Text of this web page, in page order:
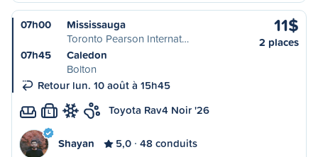
07h00
Mississauga
Toronto Pearson Internat…
07h45
Caledon
Bolton
Retour lun. 10 août à 15h45
11$
2 places
L Toyota Rav4 Noir '26
Shayan 5,0 48 conduits